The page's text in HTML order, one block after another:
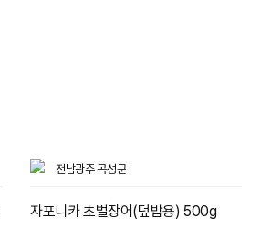
전남광주 곡성군
자포니카 초벌장어(덮밥용) 500g